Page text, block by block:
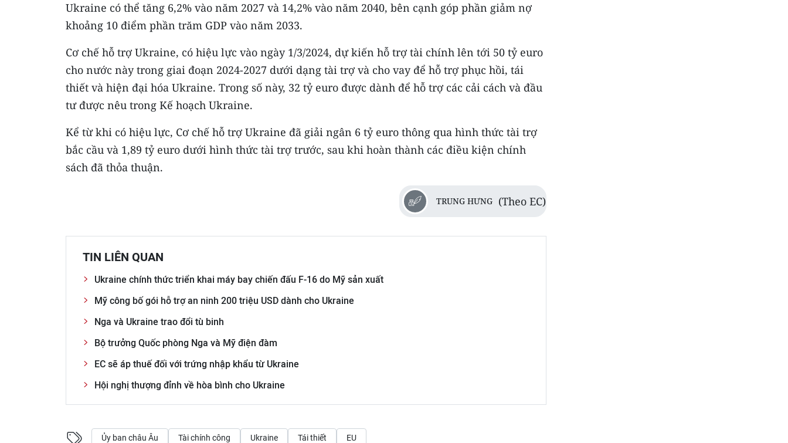
Ukraine có thể tăng 6,2% vào năm 2027 và 14,2% vào năm 2040, bên cạnh góp phần giảm nợ
khoảng 10 điểm phần trăm GDP vào năm 2033.
Cơ chế hỗ trợ Ukraine, có hiệu lực vào ngày 1/3/2024, dự kiến ​​​hỗ trợ tài chính lên tới 50 tỷ euro
cho nước này trong giai đoạn 2024-2027 dưới dạng tài trợ và cho vay để hỗ trợ phục hồi, tái
thiết và hiện đại hóa Ukraine. Trong số này, 32 tỷ euro được dành để hỗ trợ các cải cách và đầu
tư được nêu trong Kế hoạch Ukraine.
Kể từ khi có hiệu lực, Cơ chế hỗ trợ Ukraine đã giải ngân 6 tỷ euro thông qua hình thức tài trợ
bắc cầu và 1,89 tỷ euro dưới hình thức tài trợ trước, sau khi hoàn thành các điều kiện chính
sách đã thỏa thuận.
TRUNG HƯNG (Theo EC)
TIN LIÊN QUAN
Ukraine chính thức triển khai máy bay chiến đấu F-16 do Mỹ sản xuất
Mỹ công bố gói hỗ trợ an ninh 200 triệu USD dành cho Ukraine
Nga và Ukraine trao đổi tù binh
Bộ trưởng Quốc phòng Nga và Mỹ điện đàm
EC sẽ áp thuế đối với trứng nhập khẩu từ Ukraine
Hội nghị thượng đỉnh về hòa bình cho Ukraine
Ủy ban châu Âu Tài chính công Ukraine Tái thiết EU